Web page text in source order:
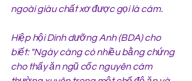
ngoài giàu chất xơ được gọi là cám.
Hiệp hội Dinh dưỡng Anh (BDA) cho
biết: "Ngày càng có nhiều bằng chứng
cho thấy ăn ngũ cốc nguyên cám